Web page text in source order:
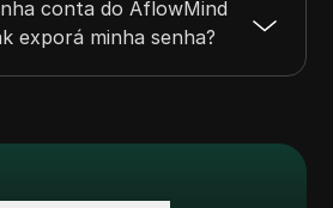
conta do AflowMind
exporá minha senha?